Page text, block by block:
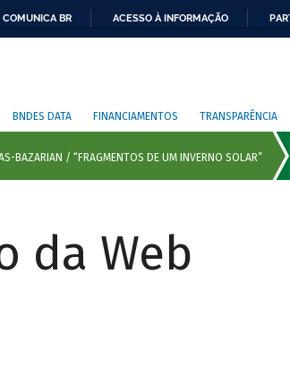
COMUNICA BR ACESSO À INFORMAÇÃO
BNDES DATA FINANCIAMENTOS TRANSPARÊNCIA
da Web